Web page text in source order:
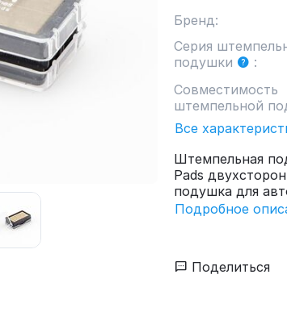
Бренд:
Серия
подушки
:
Совместимость
штемпельной
Все
Штемпельная
Pads
подушка для
Подробное
Поделиться